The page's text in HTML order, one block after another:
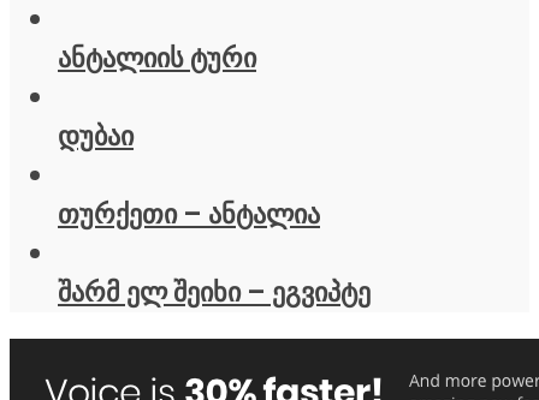
ანტალიის ტური
დუბაი
თურქეთი – ანტალია
შარმ ელ შეიხი – ეგვიპტე